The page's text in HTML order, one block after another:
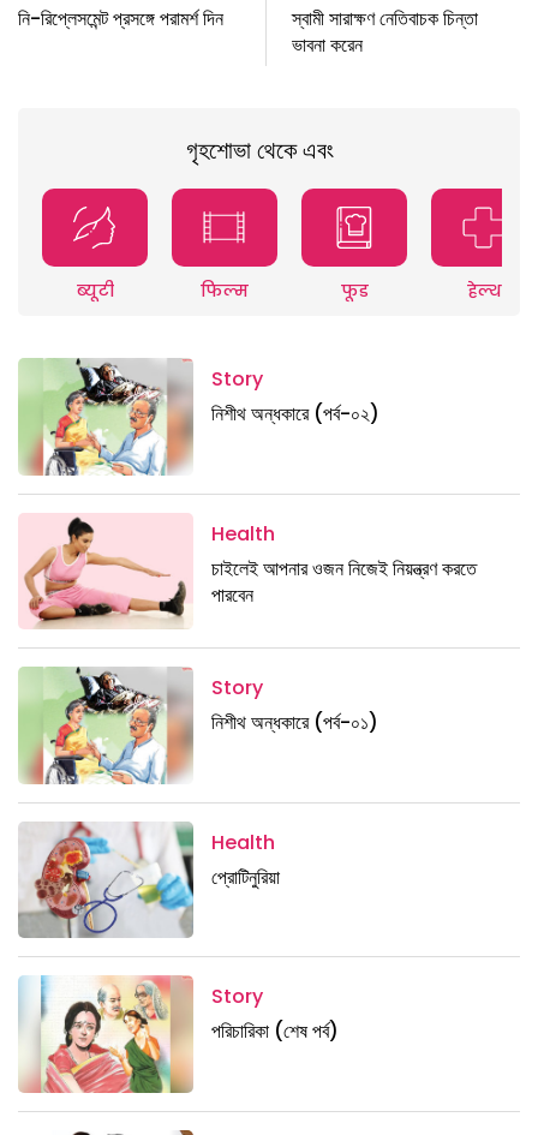
নি-রিপ্লেসমেন্ট প্রসঙ্গে পরামর্শ দিন
স্বামী সারাক্ষণ নেতিবাচক চিন্তা
ভাবনা করেন
গৃহশোভা থেকে এবং
ब्यूटी फिल्म फूड हेल्थ
Story
নিশীথ অন্ধকারে (পর্ব-০২)
Health
চাইলেই আপনার ওজন নিজেই নিয়ন্ত্রণ করতে
পারবেন
Story
নিশীথ অন্ধকারে (পর্ব-০১)
Health
প্রোটিনুরিয়া
Story
পরিচারিকা (শেষ পর্ব)